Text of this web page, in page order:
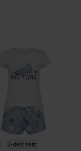
2-delt sett